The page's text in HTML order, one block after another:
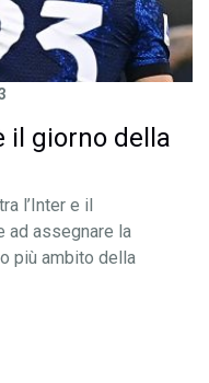
il giorno della
l’Inter e il
ad assegnare la
più ambito della